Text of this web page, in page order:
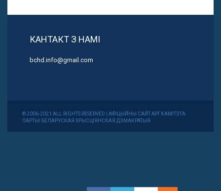
КАНТАКТ З НАМІ
bchd.info@gmail.com
© 2006-2021 ALL RIGHTS RESERVED | АФІЦЫЙНЫ САЙТ АРГКАМІТЭТА
ПАРТЫІ БЕЛАРУСКАЯ ХРЫСЦІЯНСКАЯ ДЭМАКРАТЫЯ